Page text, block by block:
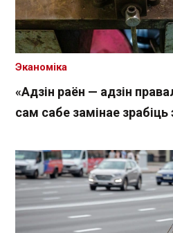
«Адзін раён — адзін
сам сабе замінае
Эканоміка